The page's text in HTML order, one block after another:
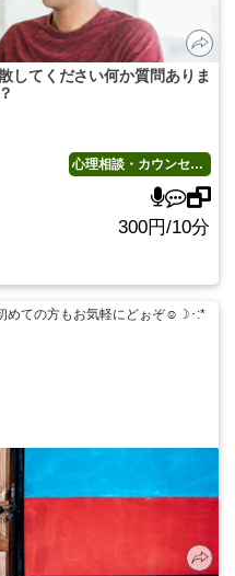
してください何か質問ありま
心理相談・カウンセリング
300円/10分
めての方もお気軽にどぉぞ☺️☽･:*